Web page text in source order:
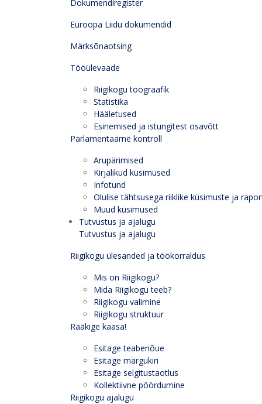
Dokumendiregister
Euroopa Liidu dokumendid
Märksõnaotsing
Tööülevaade
Riigikogu töögraafik
Statistika
Hääletused
Esinemised ja istungitest osavõtt
Parlamentaarne kontroll
Arupärimised
Kirjalikud küsimused
Infotund
Olulise tähtsusega riiklike küsimuste ja
Muud küsimused
Tutvustus ja ajalugu
Tutvustus ja ajalugu
Riigikogu ülesanded ja töökorraldus
Mis on Riigikogu?
Mida Riigikogu teeb?
Riigikogu valimine
Riigikogu struktuur
Rääkige kaasa!
Esitage teabenõue
Esitage märgukiri
Esitage selgitustaotlus
Kollektiivne pöördumine
Riigikogu ajalugu